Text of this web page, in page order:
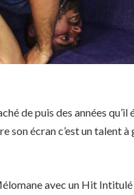
de puis des années
écran c’est un talent à
avec un Hit